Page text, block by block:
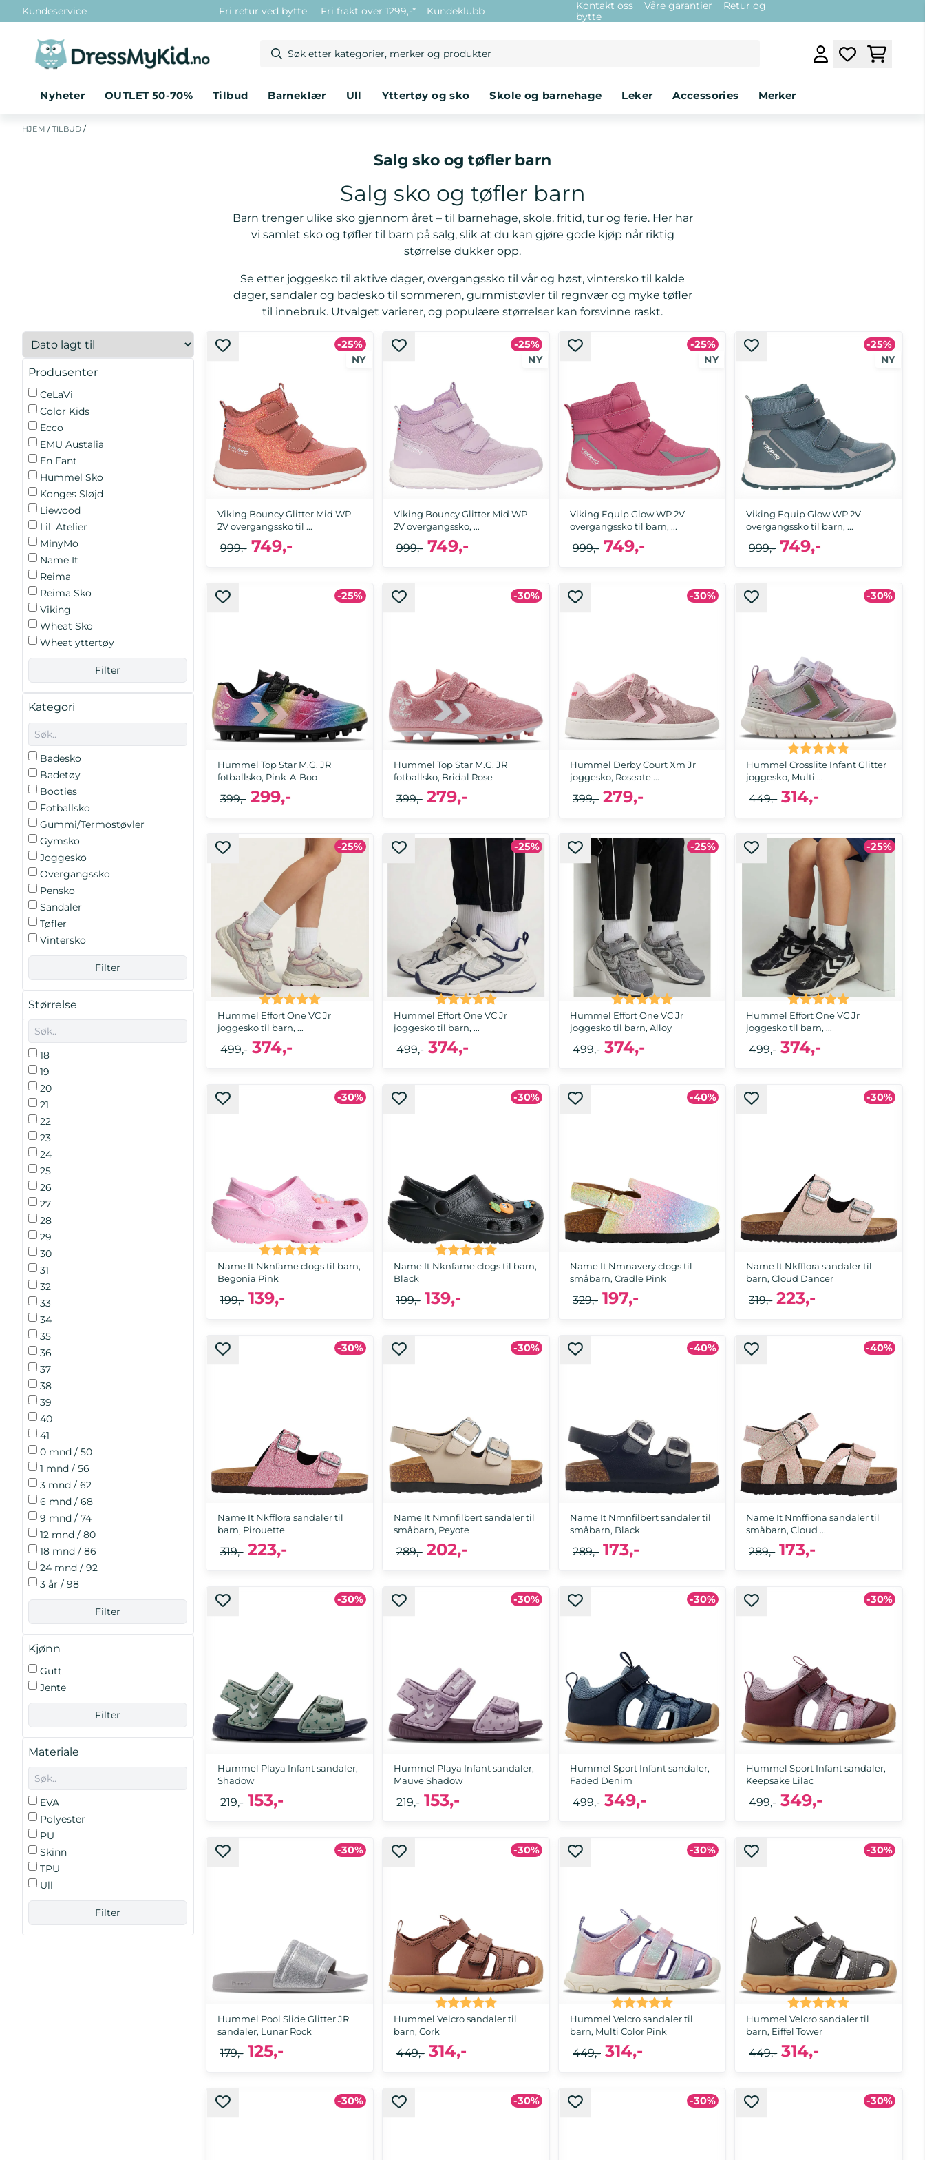
Hopp til innhold
Kundeservice Fri retur ved bytte Fri frakt over 1299,-* Kundeklubb Kontakt oss Våre garantier
Retur og
bytte
Nyheter OUTLET 50-70% tilbud barneklær ull yttertøy og sko skole og barnehage leker accessories Merker
HJEM /TILBUD/
Salg sko og tøfler barn
Salg sko og tøfler barn
Barn trenger ulike sko gjennom året – til barnehage, skole, fritid, tur og ferie. Her har
vi samlet sko og tøfler til barn på salg, slik at du kan gjøre gode kjøp når riktig
størrelse dukker opp.
Se etter joggesko til aktive dager, overgangssko til vår og høst, vintersko til kalde
dager, sandaler og badesko til sommeren, gummistøvler til regnvær og myke tøfler
til innebruk. Utvalget varierer, og populære størrelser kan forsvinne raskt.
Produsenter
CeLaVi
Color Kids
Ecco
EMU Austalia
En Fant
Hummel Sko
Konges Sløjd
Liewood
Lil' Atelier
MinyMo
Name It
Reima
Reima Sko
Viking
Wheat Sko
Wheat yttertøy
Kategori
Badesko
Badetøy
Booties
Fotballsko
Gummi/Termostøvler
Gymsko
Joggesko
Overgangssko
Pensko
Sandaler
Tøfler
Vintersko
Størrelse
18
19
20
21
22
23
24
25
26
27
28
29
30
31
32
33
34
35
36
37
38
39
40
41
0 mnd / 50
1 mnd / 56
3 mnd / 62
6 mnd / 68
9 mnd / 74
12 mnd / 80
18 mnd / 86
24 mnd / 92
3 år / 98
Kjønn
Gutt
Jente
Materiale
EVA
Polyester
PU
Skinn
TPU
Ull
-25%
Viking Bouncy Glitter Mid WP
2V overgangssko til ...
23, 24, 25, 26, 27, 28, 29, 30, 31, 32, 33, 34,
749,-
999,-
-25%
Viking Bouncy Glitter Mid WP
2V overgangssko, ...
23, 24, 25, 26, 27, 28, 31, 32, 34, 35
749,-
999,-
-25%
Viking Equip Glow WP 2V
overgangssko til barn, ...
749,-
999,-
-25%
Viking Equip Glow WP 2V
overgangssko til barn, ...
23, 24, 25, 26, 27, 28, 29, 30, 31, 32, 33, 34,
749,-
999,-
-25%
Hummel Top Star M.G. JR
fotballsko, Pink-A-Boo
34, 35, 36, 37, 38
299,-
399,-
-30%
Hummel Top Star M.G. JR
fotballsko, Bridal Rose
33, 34, 35, 36, 37, 38
279,-
399,-
-30%
Hummel Derby Court Xm Jr
joggesko, Roseate ...
26, 27, 28, 29, 30, 31, 32, 33, 34, 35
279,-
399,-
-30%
Hummel Crosslite Infant Glitter
joggesko, Multi ...
20, 21, 22, 23, 24, 25, 26, 27, 28, 29, 30, 31,
32, 33, 34, 35
314,-
449,-
Karakter:
-25%
Hummel Effort One VC Jr
joggesko til barn, ...
32, 34, 35, 36, 37, 39, 40
374,-
499,-
Karakter: 5.0 av 5 mulige
-25%
Hummel Effort One VC Jr
joggesko til barn, ...
374,-
499,-
Karakter: 5.0 av 5 mulige
-25%
Hummel Effort One VC Jr
joggesko til barn, Alloy
374,-
499,-
Karakter: 5.0 av 5 mulige
-25%
Hummel Effort One VC Jr
joggesko til barn, ...
374,-
499,-
Karakter: 5.0 av 5
-30%
Name It Nknfame clogs til barn,
Begonia Pink
139,-
199,-
Karakter: 5.0 av 5 mulige
-30%
Name It Nknfame clogs til barn,
Black
139,-
199,-
Karakter: 5.0 av 5 mulige
-40%
Name It Nmnavery clogs til
småbarn, Cradle Pink
197,-
329,-
-30%
Name It Nkfflora sandaler til
barn, Cloud Dancer
223,-
319,-
-30%
Name It Nkfflora sandaler til
barn, Pirouette
28, 29, 30, 31, 32, 34, 35, 36
223,-
319,-
-30%
Name It Nmnfilbert sandaler til
småbarn, Peyote
202,-
289,-
-40%
Name It Nmnfilbert sandaler til
småbarn, Black
173,-
289,-
-40%
Name It Nmffiona sandaler til
småbarn, Cloud ...
173,-
289,-
-30%
Hummel Playa Infant sandaler,
Shadow
153,-
219,-
-30%
Hummel Playa Infant sandaler,
Mauve Shadow
153,-
219,-
-30%
Hummel Sport Infant sandaler,
Faded Denim
20, 21, 22, 23, 24, 25, 26, 27, 28, 29, 30, 32
349,-
499,-
-30%
Hummel Sport Infant sandaler,
Keepsake Lilac
20, 21, 22, 23, 24, 25, 26, 27, 28, 29, 30, 31,
349,-
499,-
-30%
Hummel Pool Slide Glitter JR
sandaler, Lunar Rock
26, 27, 28, 29, 30, 32, 35, 36
125,-
179,-
-30%
Hummel Velcro sandaler til
barn, Cork
20, 21, 22, 27, 28, 29, 30, 32
314,-
449,-
Karakter: 5.0 av 5 mulige
-30%
Hummel Velcro sandaler til
barn, Multi Color Pink
20, 21, 22, 23, 24, 25, 26, 28, 29, 30, 31, 32
314,-
449,-
Karakter:
-30%
Hummel Velcro sandaler til
barn, Eiffel Tower
20, 21, 22, 26, 27, 28, 29, 30, 31, 32
314,-
449,-
Karakter:
-30% -30% -30% -30%